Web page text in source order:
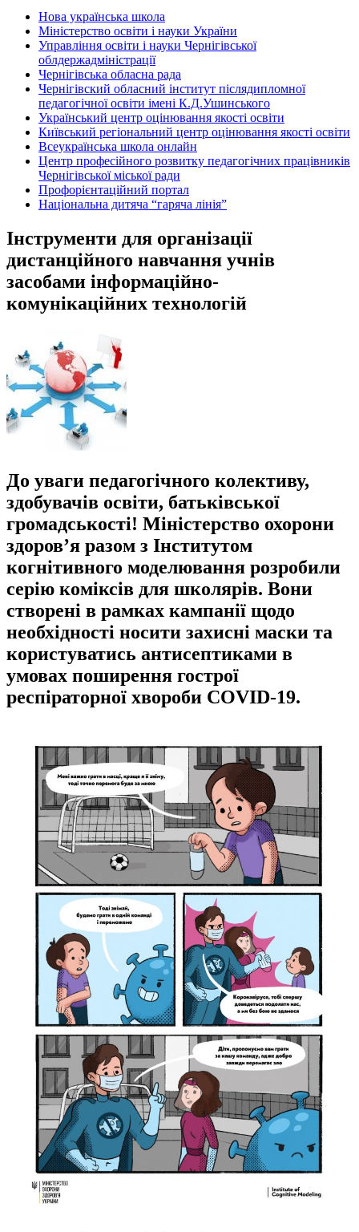
Нова українська школа
Міністерство освіти і науки України
Управління освіти і науки Чернігівської
облдержадміністрації
Чернігівська обласна рада
Чернігівский обласний інститут післядипломної
педагогічної освіти імені К.Д.Ушинського
Український центр оцінювання якості освіти
Київський регіональний центр оцінювання якості освіти
Всеукраїнська школа онлайн
Центр професійного розвитку педагогічних працівників
Чернігівської міської ради
Профорієнтаційний портал
Національна дитяча “гаряча лінія”
Інструменти для організації
дистанційного навчання учнів
засобами інформаційно-
комунікаційних технологій
До уваги педагогічного колективу,
здобувачів освіти, батьківської
громадськості! Міністерство охорони
здоров’я разом з Інститутом
когнітивного моделювання розробили
серію коміксів для школярів. Вони
створені в рамках кампанії щодо
необхідності носити захисні маски та
користуватись антисептиками в
умовах поширення гострої
респіраторної хвороби COVID-19.